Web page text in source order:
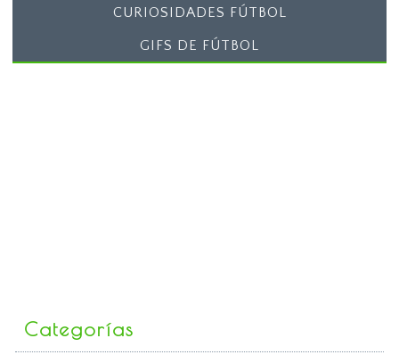
CURIOSIDADES FÚTBOL
GIFS DE FÚTBOL
Categorías